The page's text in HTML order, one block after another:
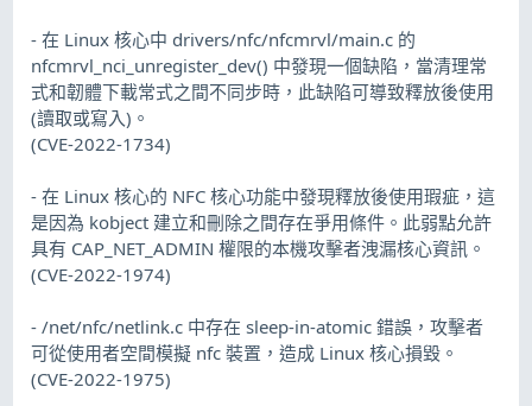
- 在 Linux 核心中 drivers/nfc/nfcmrvl/main.c 的
nfcmrvl_nci_unregister_dev() 中發現一個缺陷，當清理常
式和韌體下載常式之間不同步時，此缺陷可導致釋放後使用
(讀取或寫入)。
(CVE-2022-1734)
- 在 Linux 核心的 NFC 核心功能中發現釋放後使用瑕疵，這
是因為 kobject 建立和刪除之間存在爭用條件。此弱點允許
具有 CAP_NET_ADMIN 權限的本機攻擊者洩漏核心資訊。
(CVE-2022-1974)
- /net/nfc/netlink.c 中存在 sleep-in-atomic 錯誤，攻擊者
可從使用者空間模擬 nfc 裝置，造成 Linux 核心損毀。
(CVE-2022-1975)